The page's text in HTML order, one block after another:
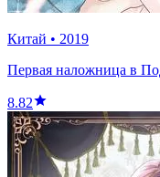
Китай • 2019
Первая наложница в
8.82